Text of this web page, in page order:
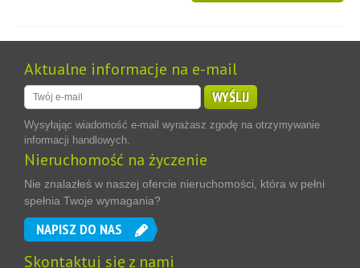
Aktualne informacje na e-mail
WYŚLIJ
Wysyłając wiadomość e-mail wyrażasz zgodę na otrzymywanie
informacji handlowych.
Nieruchomość na życzenie
Nie znalazłeś w naszej ofercie nieruchomości, która w pełni
spełnia Twoje wymagania?
NAPISZ DO NAS
Skontaktuj się z nami